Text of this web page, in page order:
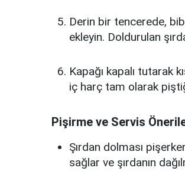
Derin bir tencerede,
ekleyin. Doldurulan
Kapağı kapalı tutarak
iç harç tam olarak
Pişirme ve Servis
Şırdan dolması
sağlar ve şırdanın